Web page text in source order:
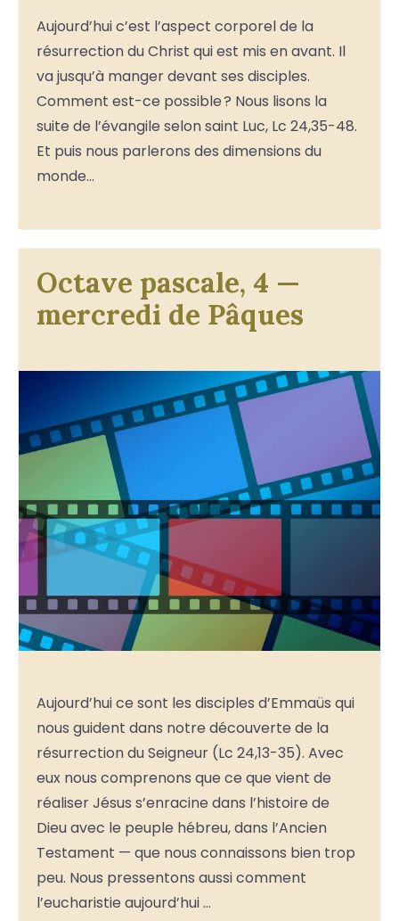
Aujourd’hui c’est l’aspect corporel de la
résurrection du Christ qui est mis en avant. Il
va jusqu’à manger devant ses disciples.
Comment est-ce possible ? Nous lisons la
suite de l’évangile selon saint Luc, Lc 24,35-48.
Et puis nous parlerons des dimensions du
monde…
Octave pascale, 4 —
mercredi de Pâques
Aujourd’hui ce sont les disciples d’Emmaüs qui
nous guident dans notre découverte de la
résurrection du Seigneur (Lc 24,13-35). Avec
eux nous comprenons que ce que vient de
réaliser Jésus s’enracine dans l’histoire de
Dieu avec le peuple hébreu, dans l’Ancien
Testament — que nous connaissons bien trop
peu. Nous pressentons aussi comment
l’eucharistie aujourd’hui …